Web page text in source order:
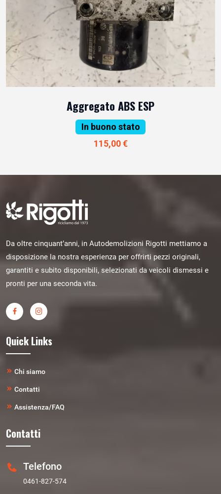
Aggregato ABS ESP
In buono stato
115,00 €
Da oltre cinquant’anni, in Autodemolizioni Rigotti mettiamo a
disposizione la nostra esperienza per offrirti pezzi originali,
garantiti e subito disponibili, selezionati da veicoli dismessi e
pronti per una seconda vita.
Quick Links
Chi siamo
Contatti
Assistenza/FAQ
Contatti
Telefono
0461-827-574